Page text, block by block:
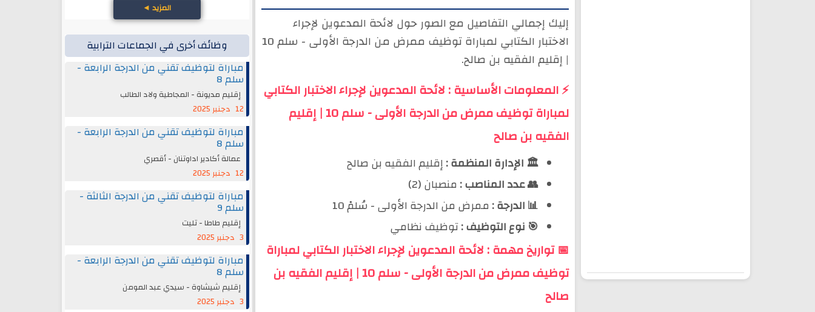
إليك إجمالي التفاصيل مع الصور حول لائحة المدعوين لإجراء
الاختبار الكتابي لمباراة توظيف ممرض من الدرجة الأولى - سلم 10
| إقليم الفقيه بن صالح.
⚡ المعلومات الأساسية : لائحة المدعوين لإجراء الاختبار الكتابي
لمباراة توظيف ممرض من الدرجة الأولى - سلم 10 | إقليم
الفقيه بن صالح
🏛️ الإدارة المنظمة :إقليم الفقيه بن صالح
👥 عدد المناصب : منصبان (2)
📊 الدرجة : ممرض من الدرجة الأولى - سُلمْ 10
🎯 نوع التوظيف :توظيف نظامي
📅 تواريخ مهمة : لائحة المدعوين لإجراء الاختبار الكتابي لمباراة
توظيف ممرض من الدرجة الأولى - سلم 10 | إقليم الفقيه بن
صالح
المزيد ◄
وظائف أخرى في الجماعات الترابية
مباراة لتوظيف تقني من الدرجة الرابعة -
سلم 8
إقليم مديونة - المجاطية ولاد الطالب
12 دجنبر 2025
مباراة لتوظيف تقني من الدرجة الرابعة -
سلم 8
عمالة أكادير اداوتنان - أقصري
12 دجنبر 2025
مباراة لتوظيف تقني من الدرجة الثالثة -
سلم 9
إقليم طاطا - تليت
3 دجنبر 2025
مباراة لتوظيف تقني من الدرجة الرابعة -
سلم 8
إقليم شيشاوة - سيدي عبد المومن
3 دجنبر 2025